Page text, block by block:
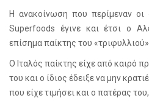
Η ανακοίνωση που περίμεναν οι
Superfoods έγινε και έτσι ο
επίσημα παίκτης του
Ο Ιταλός παίκτης είχε από καιρό
του και ο ίδιος έδειξε να μην
που είχε τιμήσει και ο πατέρας